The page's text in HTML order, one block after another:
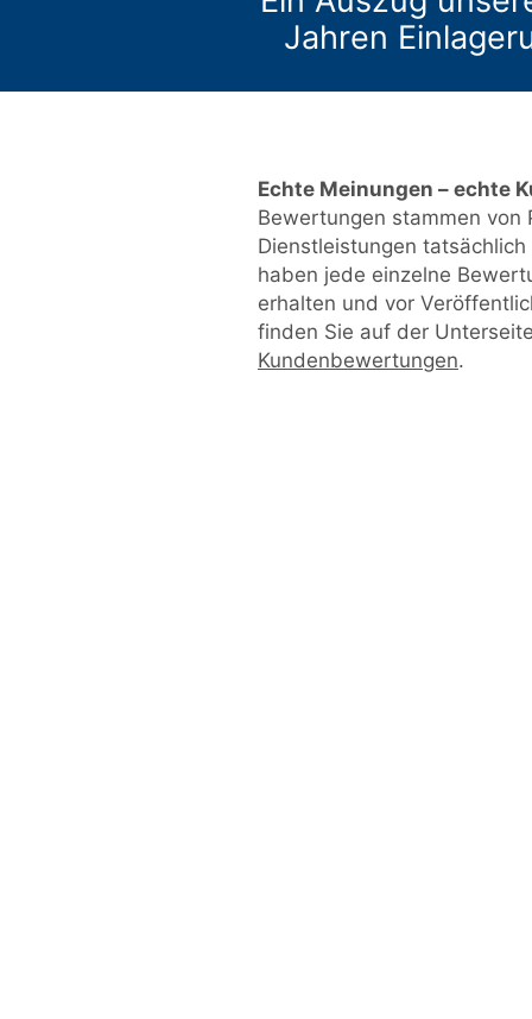
Jahren
Echte Meinungen – echte
Bewertungen stammen von
Dienstleistungen
haben jede einzelne
erhalten und vor
finden Sie auf der
Kundenbewertungen.